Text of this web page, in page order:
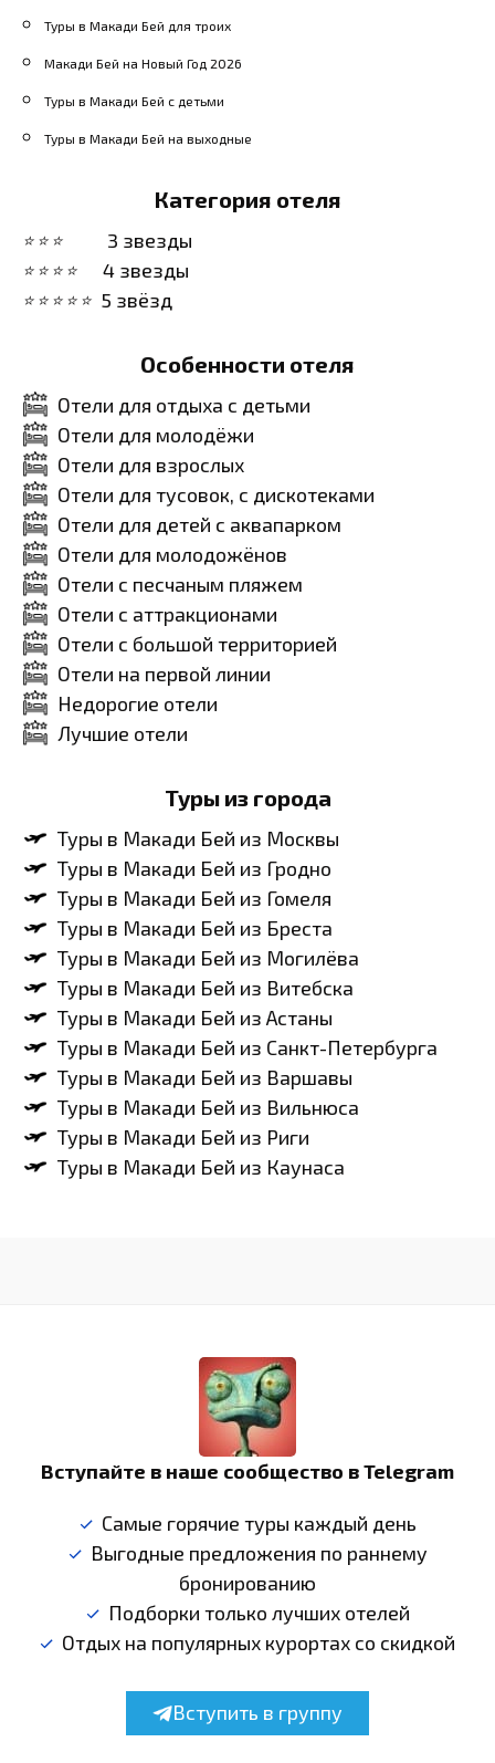
Туры в Макади Бей для троих
Макади Бей на Новый Год 2026
Туры в Макади Бей с детьми
Туры в Макади Бей на выходные
Категория отеля
3 звезды
4 звезды
5 звёзд
Особенности отеля
Отели для отдыха с детьми
Отели для молодёжи
Отели для взрослых
Отели для тусовок, с дискотеками
Отели для детей с аквапарком
Отели для молодожёнов
Отели с песчаным пляжем
Отели с аттракционами
Отели с большой территорией
Отели на первой линии
Недорогие отели
Лучшие отели
Туры из города
Туры в Макади Бей из Москвы
Туры в Макади Бей из Гродно
Туры в Макади Бей из Гомеля
Туры в Макади Бей из Бреста
Туры в Макади Бей из Могилёва
Туры в Макади Бей из Витебска
Туры в Макади Бей из Астаны
Туры в Макади Бей из Санкт-Петербурга
Туры в Макади Бей из Варшавы
Туры в Макади Бей из Вильнюса
Туры в Макади Бей из Риги
Туры в Макади Бей из Каунаса
Вступайте в наше сообщество в Telegram
Самые горячие туры каждый день
Выгодные предложения по раннему
бронированию
Подборки только лучших отелей
Отдых на популярных курортах со скидкой
Вступить в группу